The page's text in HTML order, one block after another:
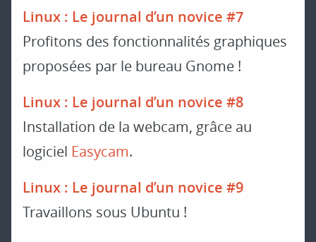
Linux : Le journal d’un novice #7
Profitons des fonctionnalités graphiques
proposées par le bureau Gnome !
Linux : Le journal d’un novice #8
Installation de la webcam, grâce au
logiciel Easycam.
Linux : Le journal d’un novice #9
Travaillons sous Ubuntu !